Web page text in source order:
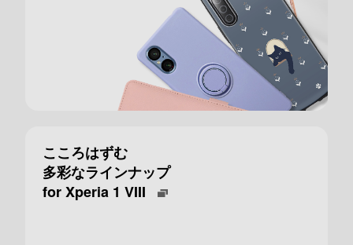
こころはずむ
多彩なラインナップ
for Xperia 1 VIII